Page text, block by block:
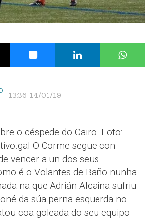
13:36 14/01/19
o céspede do Cairo. Foto:
O Corme segue con
vencer a un dos seus
é o Volantes de Baño nunha
na que Adrián Alcaina sufriu
da súa perna esquerda no
coa goleada do seu equipo